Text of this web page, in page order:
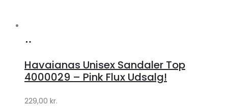
Klædeskabet.dk
Havaianas Unisex Sandaler Top
4000029 – Pink Flux Udsalg!
229,00 kr.